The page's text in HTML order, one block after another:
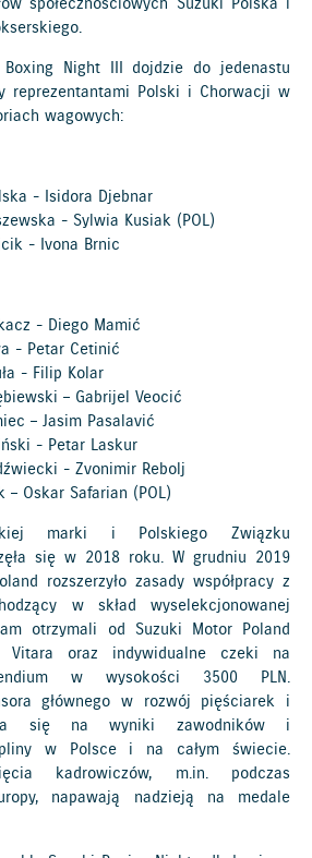
społecznościowych Suzuki Polska i
Night III dojdzie do jedenastu
reprezentantami Polski i Chorwacji w
wagowych:
- Isidora Djebnar
- Sylwia Kusiak (POL)
- Ivona Brnic
- Diego Mamić
- Petar Cetinić
- Filip Kolar
– Gabrijel Veocić
– Jasim Pasalavić
- Petar Laskur
- Zvonimir Rebolj
Oskar Safarian (POL)
marki i Polskiego Związku
się w 2018 roku. W grudniu 2019
rozszerzyło zasady współpracy z
w skład wyselekcjonowanej
otrzymali od Suzuki Motor Poland
oraz indywidualne czeki na
w wysokości 3500 PLN.
głównego w rozwój pięściarek i
się na wyniki zawodników i
w Polsce i na całym świecie.
kadrowiczów, m.in. podczas
napawają nadzieją na medale